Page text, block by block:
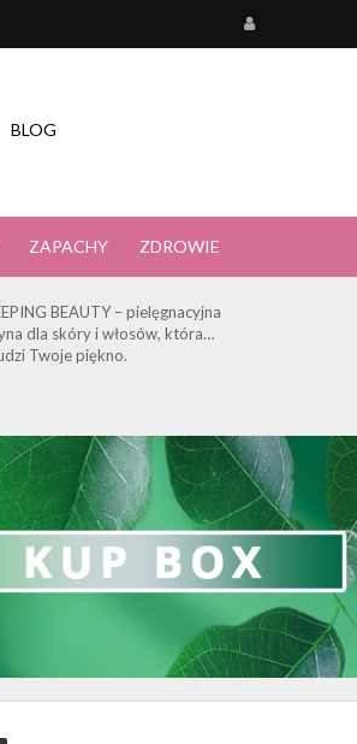
BLOG
ZAPACHY ZDROWIE
BEAUTY – pielęgnacyjna
dla skóry i włosów, która…
Twoje piękno.